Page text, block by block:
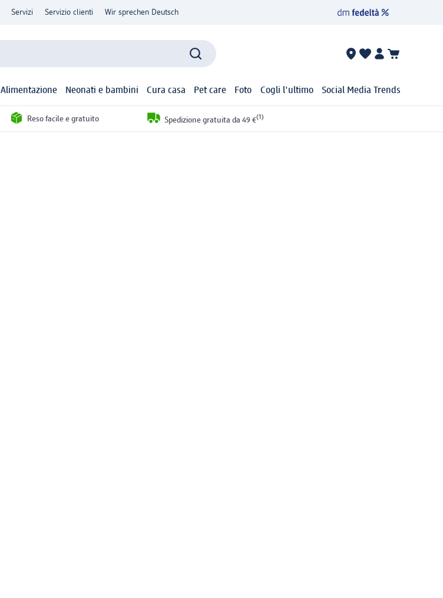
Servizi Servizio clienti Wir sprechen Deutsch
Alimentazione Neonati e bambini Cura casa Pet care Foto Cogli l'ultimo Social Media Trends
Reso facile e gratuito Spedizione gratuita da 49 €(1)